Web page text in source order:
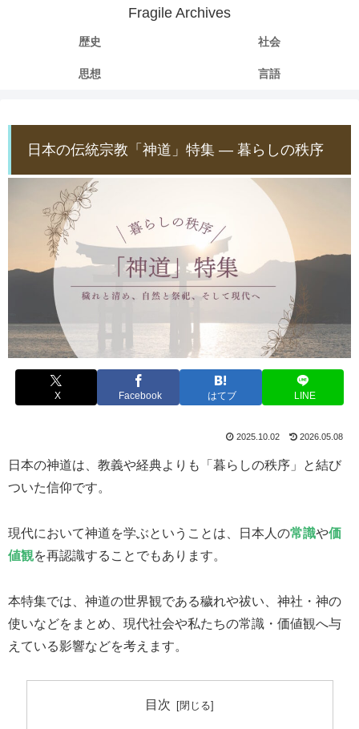
Fragile Archives
歴史 社会
思想 言語
日本の伝統宗教「神道」特集 ― 暮らしの秩序
X Facebook はてブ LINE
2025.10.02 2026.05.08
日本の神道は、教義や経典よりも「暮らしの秩序」と結び
ついた信仰です。
現代において神道を学ぶということは、日本人の常識や価
値観を再認識することでもあります。
本特集では、神道の世界観である穢れや祓い、神社・神の
使いなどをまとめ、現代社会や私たちの常識・価値観へ与
えている影響などを考えます。
目次